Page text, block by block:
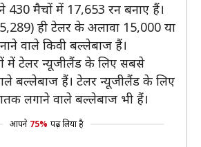
430 मैचों में 17,653 रन बनाए हैं।
ही टेलर के अलावा 15,000 या
वाले किवी बल्लेबाज हैं।
में टेलर न्यूजीलैंड के लिए सबसे
बल्लेबाज हैं। टेलर न्यूजीलैंड के लिए
लगाने वाले बल्लेबाज भी हैं।
आपने 75% पढ़ लिया है